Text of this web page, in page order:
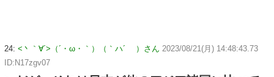
24: <丶｀∀´>（´・ω・｀）（｀ハ´ ）さん 2023/08/21(月) 14:48:43.73
ID:N17zgv07